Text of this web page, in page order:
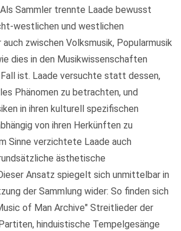
Sammler trennte Laade bewusst
westlichen und westlichen
zwischen Volksmusik, Popularmusik
dies in den Musikwissenschaften
ist. Laade versuchte statt dessen,
Phänomen zu betrachten, und
in ihren kulturell spezifischen
von ihren Herkünften zu
Sinne verzichtete Laade auch
ästhetische
Ansatz spiegelt sich unmittelbar in
der Sammlung wider: So finden sich
of Man Archive" Streitlieder der
hinduistische Tempelgesänge